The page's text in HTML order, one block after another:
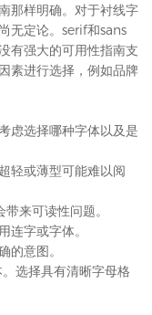
那样明确。对于衬线字
无定论。serif和sans
有强大的可用性指南支
素进行选择，例如品牌
虑选择哪种字体以及是
轻或薄型可能难以阅
来可读性问题。
连字或字体。
的意图。
选择具有清晰字母格